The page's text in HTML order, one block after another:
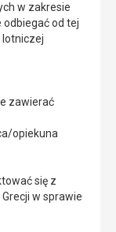
w zakresie
od tej
lotniczej
zawierać
opiekuna
się z
w sprawie